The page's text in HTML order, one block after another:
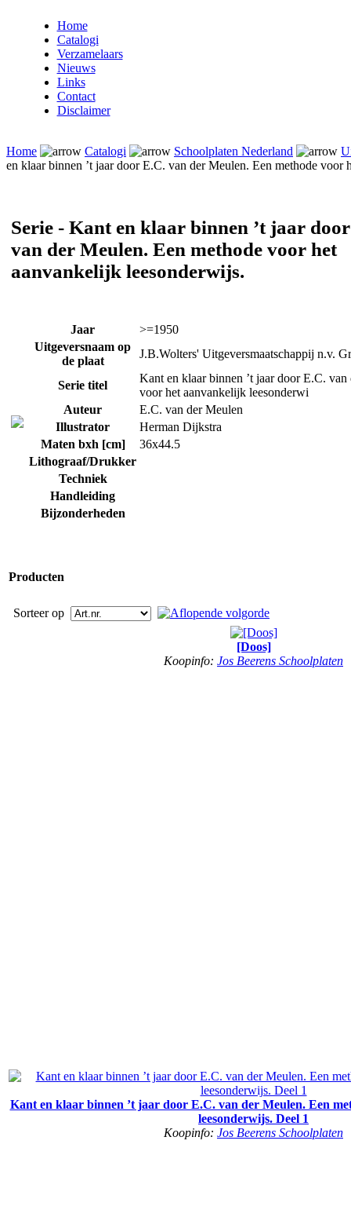
Home
Catalogi
Verzamelaars
Nieuws
Links
Contact
Disclaimer
Home Catalogi Schoolplaten Nederland
en klaar binnen ’t jaar door E.C. van der Meulen. Een methode voor
Serie - Kant en klaar binnen ’t jaar
van der Meulen. Een methode voor het
aanvankelijk leesonderwijs.
Jaar
>=1950
Uitgeversnaam op
de plaat
J.B.Wolters' Uitgeversmaatschappij n.v.
Serie titel
Kant en klaar binnen ’t jaar door E.C.
voor het aanvankelijk leesonderwi
Auteur
E.C. van der Meulen
Illustrator
Herman Dijkstra
Maten bxh [cm]
36x44.5
Lithograaf/Drukker
Techniek
Handleiding
Bijzonderheden
Producten
Sorteer op
[Doos]
Koopinfo: Jos Beerens Schoolplaten
Kant en klaar binnen ’t jaar door E.C. van der Meulen. Een
leesonderwijs. Deel 1
Koopinfo: Jos Beerens Schoolplaten